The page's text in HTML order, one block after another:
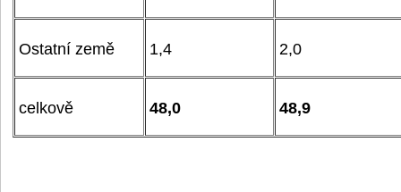
Ostatní země 1,4 2,0
celkově 48,0 48,9